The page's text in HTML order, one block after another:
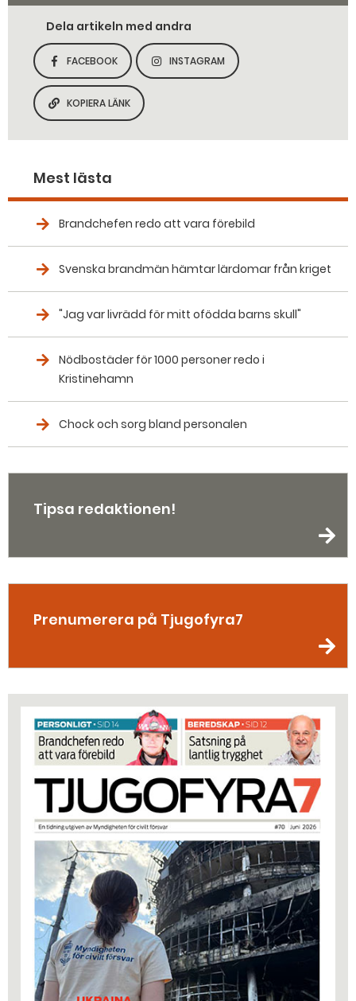
Dela artikeln med andra
DELA SIDAN PÅ
FACEBOOK
DELA SIDAN PÅ
INSTAGRAM
KOPIERA SIDANS LÄNK
KOPIERA LÄNK
Mest lästa
Brandchefen redo att vara förebild
Svenska brandmän hämtar lärdomar från kriget
"Jag var livrädd för mitt ofödda barns skull"
Nödbostäder för 1000 personer redo i
Kristinehamn
Chock och sorg bland personalen
Tipsa redaktionen!
Prenumerera på Tjugofyra7